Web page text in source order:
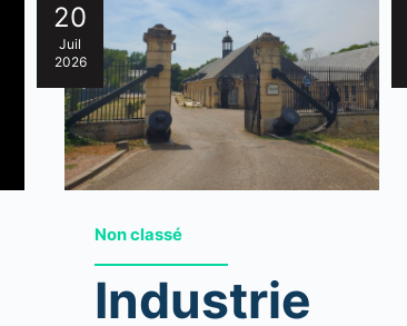
20
Juil
2026
Non classé
Industrie